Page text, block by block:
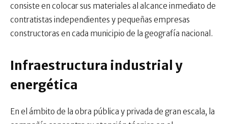
consiste en colocar sus materiales al alcance inmediato de
contratistas independientes y pequeñas empresas
constructoras en cada municipio de la geografía nacional.
Infraestructura industrial y
energética
En el ámbito de la obra pública y privada de gran escala, la